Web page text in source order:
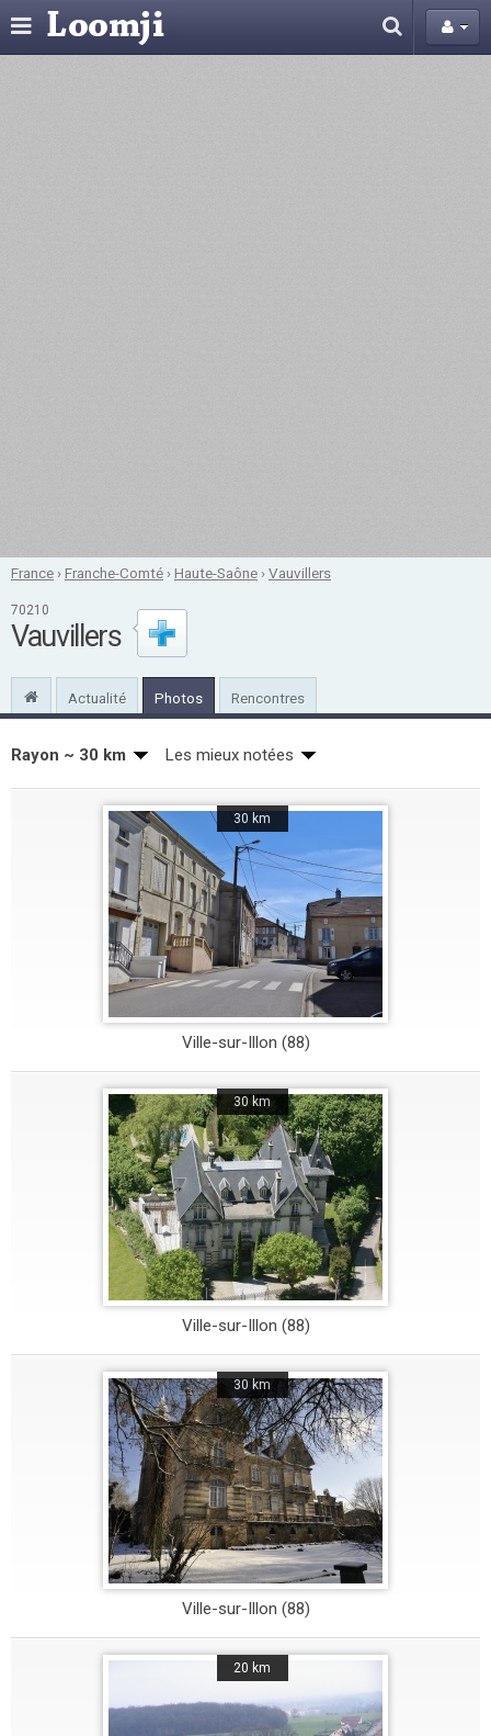
France ›Franche-Comté ›Haute-Saône ›Vauvillers
70210
Vauvillers
Actualité Photos Rencontres
Rayon ~ 30 km Les mieux notées
30 km
Ville-sur-Illon (88)
30 km
Ville-sur-Illon (88)
30 km
Ville-sur-Illon (88)
20 km